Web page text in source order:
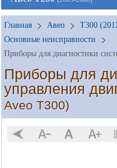
Главная Авео T300
Основные неисправности
Приборы для диагностики
Приборы для
управления
Aveo T300)